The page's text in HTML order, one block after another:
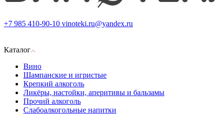
+7 985 410-90-10 vinoteki.ru@yandex.ru
Каталог
Вино
Шампанские и игристые
Крепкий алкоголь
Ликёры, настойки, аперитивы и бальзамы
Прочий алкоголь
Слабоалкогольные напитки